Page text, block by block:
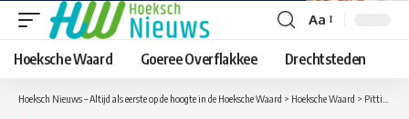
Lettergrootte
aanpassen
Aa
Hoeksche Waard Goeree Overflakkee Drechtsteden
Hoeksch Nieuws – Altijd als eerste op de hoogte in de Hoeksche Waard > Hoeksche Waard > Pittig gesprek over ‘absurde’ maatregelen Haringvlietbrug: ‘Twee jaar is echt te lang’